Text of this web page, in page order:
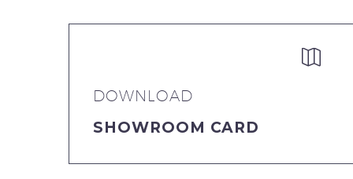


DOWNLOAD
SHOWROOM CARD